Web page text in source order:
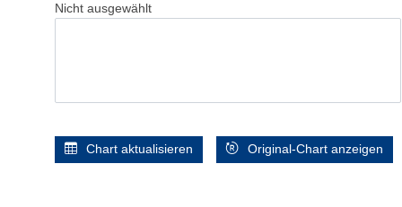
Nicht ausgewählt
Chart aktualisieren Original-Chart anzeigen